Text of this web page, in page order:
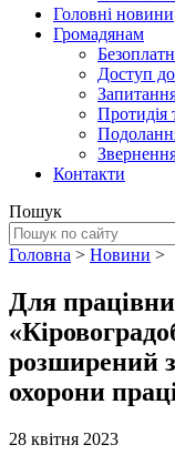
Головні новини
Громадянам
Доступ до
Протидія
Контакти
Пошук
Головна > Новини >
Для
розширений
охорони
28 квітня 2023